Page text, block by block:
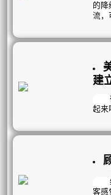
的降
流，
到
建
很
起来
但三
兵。
因
为你
细
客感